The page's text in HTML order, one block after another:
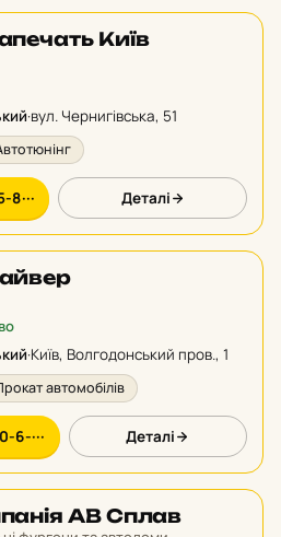
Київ
·вул. Чернигівська, 51
Деталі
·Київ, Волгодонський пров., 1
автомобілів
6-··· Деталі
АВ Сплав